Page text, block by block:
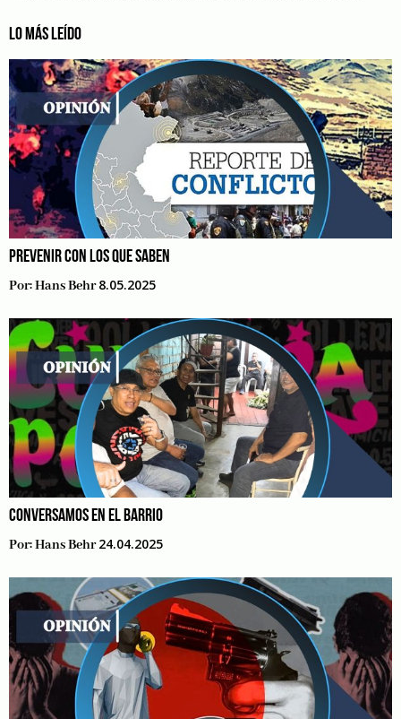
LO MÁS LEÍDO
PREVENIR CON LOS QUE SABEN
Por:Hans Behr 8.05.2025
CONVERSAMOS EN EL BARRIO
Por:Hans Behr 24.04.2025